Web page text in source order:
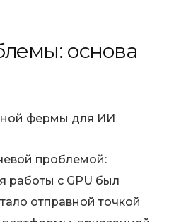
основа
проблемой:
работы с GPU был
отправной точкой